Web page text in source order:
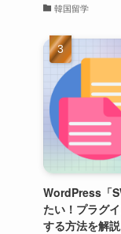
韓国留学
WordPress「
たい！プラグ
する方法を解説